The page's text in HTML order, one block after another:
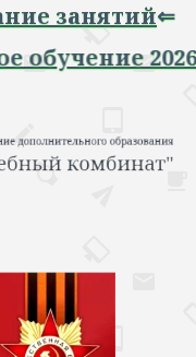
занятий⇐
обучение